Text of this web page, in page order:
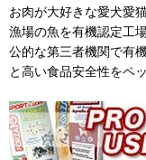
お肉が大好きな愛犬愛
漁場の魚を有機認定工
公的な第三者機関で有
と高い食品安全性をペ